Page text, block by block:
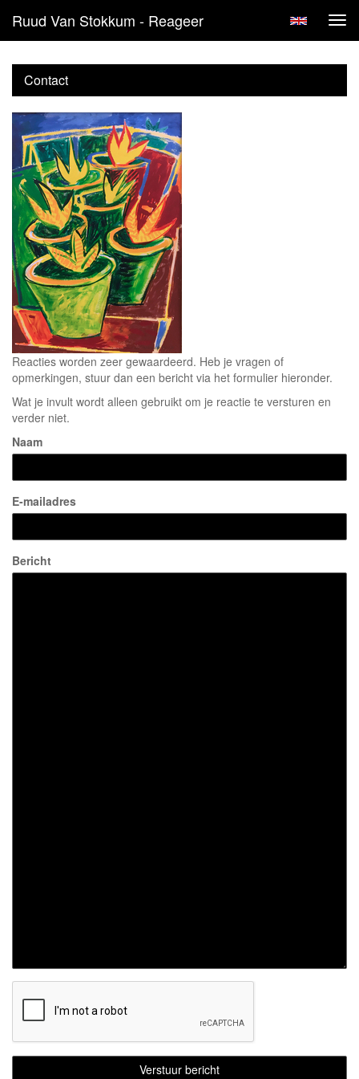
Ruud Van Stokkum - Reageer
Contact
Reacties worden zeer gewaardeerd. Heb je vragen of
opmerkingen, stuur dan een bericht via het formulier hieronder.
Wat je invult wordt alleen gebruikt om je reactie te versturen en
verder niet.
Naam
E-mailadres
Bericht